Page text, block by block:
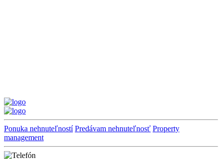
Ponuka nehnuteľností Predávam nehnuteľnosť Property
management